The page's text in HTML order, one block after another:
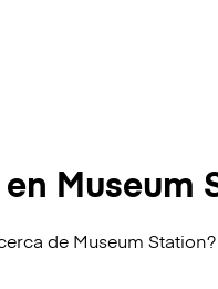
Museum
de Museum